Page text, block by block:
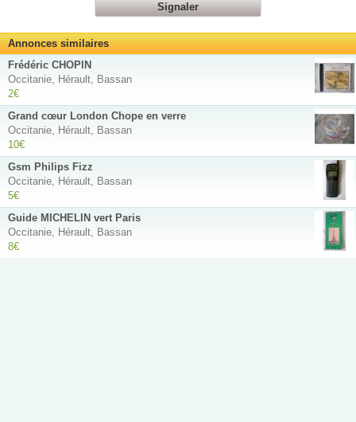
Signaler
Annonces similaires
Frédéric CHOPIN
Occitanie, Hérault, Bassan
2€
Grand cœur London Chope en verre
Occitanie, Hérault, Bassan
10€
Gsm Philips Fizz
Occitanie, Hérault, Bassan
5€
Guide MICHELIN vert Paris
Occitanie, Hérault, Bassan
8€